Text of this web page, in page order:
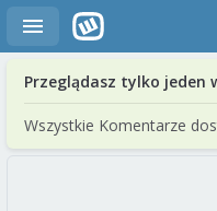
Przeglądasz tylko jeden
Wszystkie Komentarze